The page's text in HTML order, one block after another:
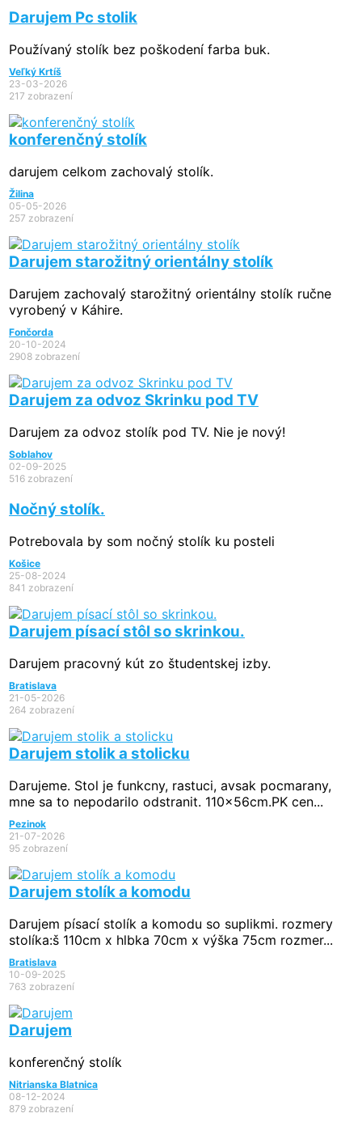
Darujem Pc stolik
Používaný stolík bez poškodení farba buk.
Veľký Krtíš
23-03-2026
217 zobrazení
konferenčný stolík
darujem celkom zachovalý stolík.
Žilina
05-05-2026
257 zobrazení
Darujem starožitný orientálny stolík
Darujem zachovalý starožitný orientálny stolík ručne
vyrobený v Káhire.
Fončorda
20-10-2024
2908 zobrazení
Darujem za odvoz Skrinku pod TV
Darujem za odvoz stolík pod TV. Nie je nový!
Soblahov
02-09-2025
516 zobrazení
Nočný stolík.
Potrebovala by som nočný stolík ku posteli
Košice
25-08-2024
841 zobrazení
Darujem písací stôl so skrinkou.
Darujem pracovný kút zo študentskej izby.
Bratislava
21-05-2026
264 zobrazení
Darujem stolik a stolicku
Darujeme. Stol je funkcny, rastuci, avsak pocmarany,
mne sa to nepodarilo odstranit. 110x56cm.PK cen...
Pezinok
21-07-2026
95 zobrazení
Darujem stolík a komodu
Darujem písací stolík a komodu so suplikmi. rozmery
stolíka:š 110cm x hlbka 70cm x výška 75cm rozmer...
Bratislava
10-09-2025
763 zobrazení
Darujem
konferenčný stolík
Nitrianska Blatnica
08-12-2024
879 zobrazení